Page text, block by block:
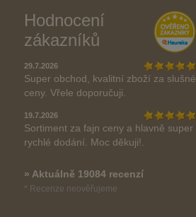
Hodnocení
zákazníků
29.7.2026
Super obchod, kvalitní zboží za slušné
ceny. Vřele doporučuji.
19.7.2026
Sortiment za fajn ceny a hlavně super
rychlé dodání. Moc děkuji!.
» Aktuálně 19084 recenzí
* Recenze neověřujeme